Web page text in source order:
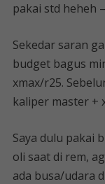
pakai std heheh
Sekedar saran
budget bagus
xmax/r25.
kaliper master +
Saya dulu pakai
oli saat di rem,
ada busa/udara